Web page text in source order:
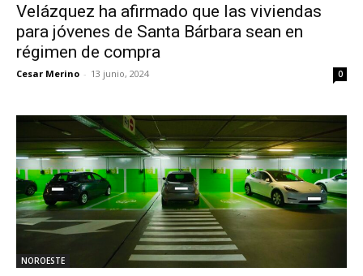
Velázquez ha afirmado que las viviendas
para jóvenes de Santa Bárbara sean en
régimen de compra
Cesar Merino - 13 junio, 2024 0
NOROESTE